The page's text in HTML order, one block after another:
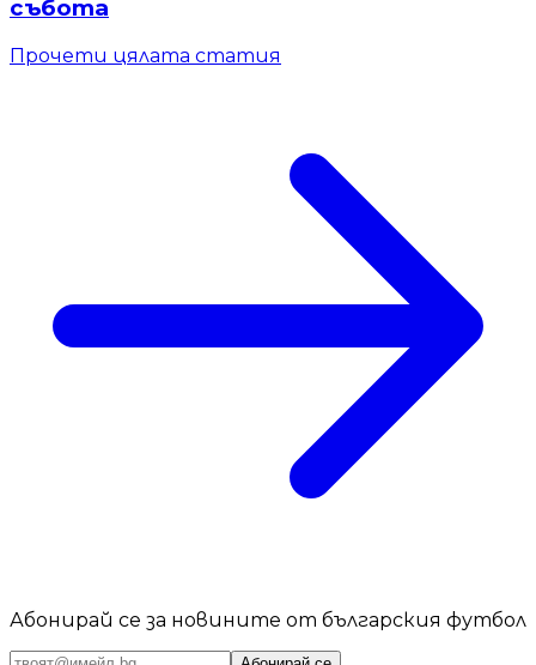
събота
Прочети цялата статия
Абонирай се за новините от българския футбол